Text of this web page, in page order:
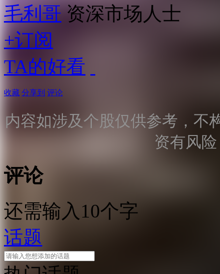
毛利哥 资深市场人士
+订阅
TA的好看
收藏 分享到 评论
内容如涉及个股仅供参考，不
资有风
评论
还需输入10个字
话题